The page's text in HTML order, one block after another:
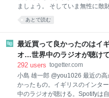
きは、正
ましょう。 そしていま無性に散
主義の手先となった我々人類に
もの」です。 ただいまAmazon
で、プライムデーの大型セール
ル）なので、琴線に触れた方は
ださい。 ※このページのリンク
一部収益がサイトに還元され運
がとうございます！
あとで読む
最近買って良かったのはイ
オ…世界中のラジオが聴け
り物理的な機械」「この質
292 users togetter.com
小島 雄一郎 @you1026 最近の高
かったもの。イギリスのインタ
中のラジオが聴ける。Spotifyは